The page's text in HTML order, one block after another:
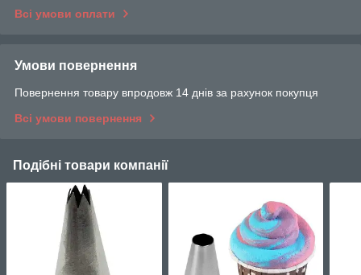
Всі умови оплати
Умови повернення
Повернення товару впродовж 14 днів за рахунок покупця
Всі умови повернення
Подібні товари компанії